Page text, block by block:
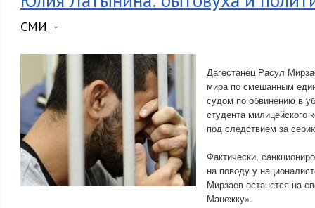
СМИ
Дагестанец Расул
мира по смешанным
судом по обвинению в
студента милицейского
под следствием за
Фактически,
на поводу у
Мирзаев останется на
Манежку».